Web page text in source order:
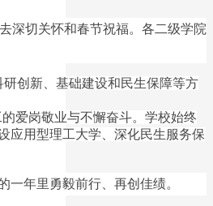
深切关怀和春节祝福。各二级学院
创新、基础建设和民生保障等方
爱岗敬业与不懈奋斗。学校始终
应用型理工大学、深化民生服务保
年里勇毅前行、再创佳绩。